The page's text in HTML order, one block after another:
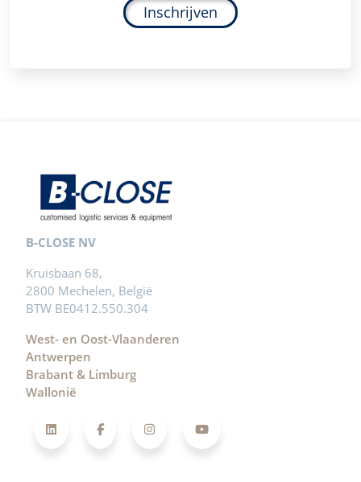
Inschrijven
B-CLOSE NV
Kruisbaan 68,
2800 Mechelen, België
BTW BE0412.550.304
West- en Oost-Vlaanderen
Antwerpen
Brabant & Limburg
Wallonië
LinkedInFacebookInstagramYouTube